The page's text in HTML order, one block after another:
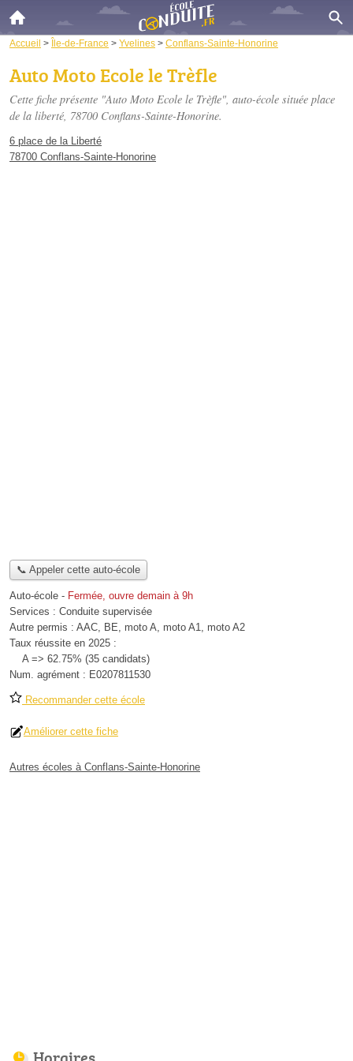
Accueil > Île-de-France > Yvelines > Conflans-Sainte-Honorine
Auto Moto Ecole le Trèfle
Cette fiche présente "Auto Moto Ecole le Trèfle", auto-école située place
de la liberté, 78700 Conflans-Sainte-Honorine.
6 place de la Liberté
78700 Conflans-Sainte-Honorine
📞 Appeler cette auto-école
Auto-école - Fermée, ouvre demain à 9h
Services : Conduite supervisée
Autre permis : AAC, BE, moto A, moto A1, moto A2
Taux réussite en 2025 :
A => 62.75% (35 candidats)
Num. agrément : E0207811530
Recommander cette école
Améliorer cette fiche
Autres écoles à Conflans-Sainte-Honorine